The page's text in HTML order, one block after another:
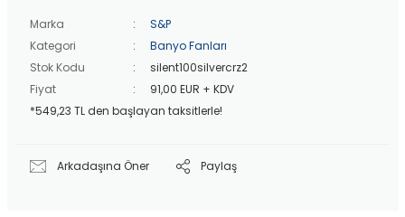
Marka
S&P
Kategori
Banyo Fanları
Stok Kodu
silent100silvercrz2
Fiyat
91,00 EUR + KDV
*549,23 TL den başlayan taksitlerle!
Arkadaşına Öner Paylaş